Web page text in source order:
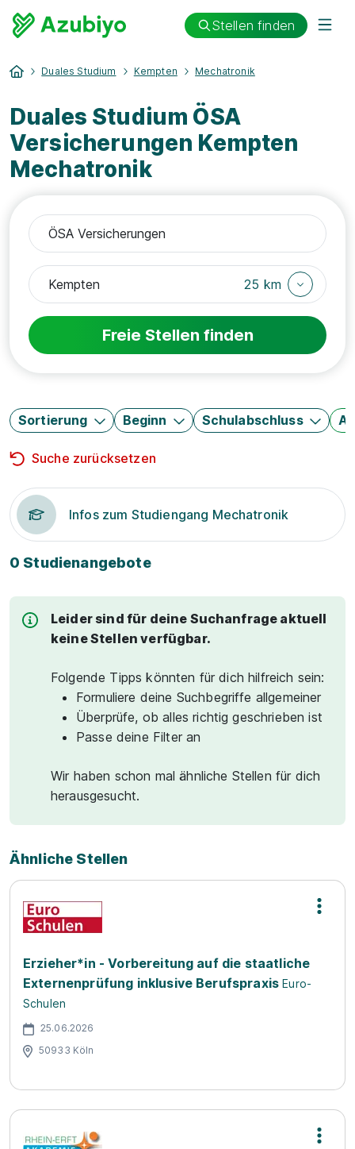
Stellen finden
Duales Studium Kempten Mechatronik
Duales Studium ÖSA
Versicherungen Kempten
Mechatronik
25 km
Freie Stellen finden
Sortierung Beginn Schulabschluss
Suche zurücksetzen
Infos zum Studiengang Mechatronik
0 Studienangebote
Leider sind für deine Suchanfrage aktuell
keine Stellen verfügbar.
Folgende Tipps könnten für dich hilfreich sein:
Formuliere deine Suchbegriffe allgemeiner
Überprüfe, ob alles richtig geschrieben ist
Passe deine Filter an
Wir haben schon mal ähnliche Stellen für dich
herausgesucht.
Ähnliche Stellen
Erzieher*in - Vorbereitung auf die staatliche
Externenprüfung inklusive Berufspraxis Euro-
Schulen
25.06.2026
50933 Köln